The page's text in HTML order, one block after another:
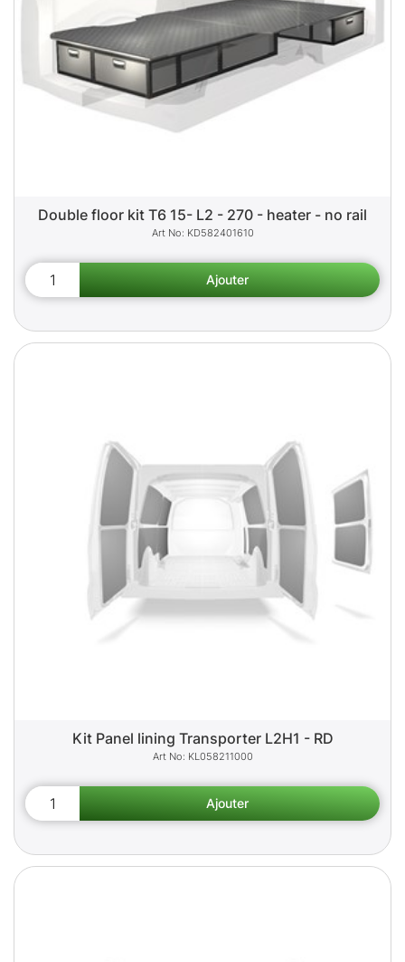
Double floor kit T6 15- L2 - 270 - heater - no rail
KD582401610
Kit Panel lining Transporter L2H1 - RD
KL058211000